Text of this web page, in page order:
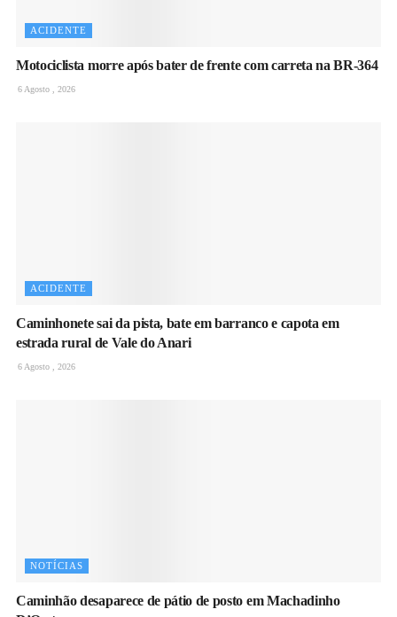
ACIDENTE
Motociclista morre após bater de frente com carreta na BR-364
6 Agosto , 2026
ACIDENTE
Caminhonete sai da pista, bate em barranco e capota em
estrada rural de Vale do Anari
6 Agosto , 2026
NOTÍCIAS
Caminhão desaparece de pátio de posto em Machadinho